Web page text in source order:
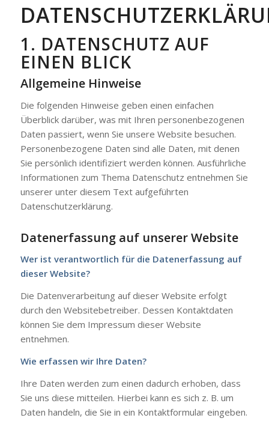
1. DATENSCHUTZ AUF
EINEN BLICK
Allgemeine Hinweise
Die folgenden Hinweise geben einen einfachen
Überblick darüber, was mit Ihren personenbezogenen
Daten passiert, wenn Sie unsere Website besuchen.
Personenbezogene Daten sind alle Daten, mit denen
Sie persönlich identifiziert werden können. Ausführliche
Informationen zum Thema Datenschutz entnehmen Sie
unserer unter diesem Text aufgeführten
Datenschutzerklärung.
Datenerfassung auf unserer Website
Wer ist verantwortlich für die Datenerfassung auf
dieser Website?
Die Datenverarbeitung auf dieser Website erfolgt
durch den Websitebetreiber. Dessen Kontaktdaten
können Sie dem Impressum dieser Website
entnehmen.
Wie erfassen wir Ihre Daten?
Ihre Daten werden zum einen dadurch erhoben, dass
Sie uns diese mitteilen. Hierbei kann es sich z. B. um
Daten handeln, die Sie in ein Kontaktformular eingeben.